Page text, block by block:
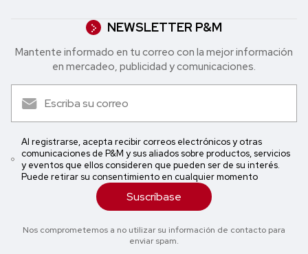
NEWSLETTER P&M
Mantente informado en tu correo con la mejor in formación
en mercadeo, publicidad y comunicaciones.
Al registrarse, acepta recibir correos electrónicos y otras
comunicaciones de P&M y sus aliados sobre productos, servicios
y eventos que ellos consideren que pueden ser de su interés.
Puede retirar su consentimiento en cualquier momento
Suscríbase
Nos comprometemos a no utilizar su información de contacto para
enviar spam.